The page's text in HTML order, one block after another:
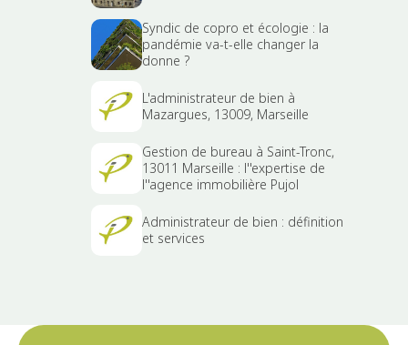
Syndic de copro et écologie : la
pandémie va-t-elle changer la
donne ?
L'administrateur de bien à
Mazargues, 13009, Marseille
Gestion de bureau à Saint-Tronc,
13011 Marseille : l''expertise de
l''agence immobilière Pujol
Administrateur de bien : définition
et services